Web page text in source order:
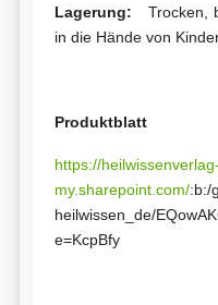
Lagerung: Trocken,
in die Hände von
Produktblatt
https://heilwissenverlag-
my.sharepoint.com/:b:/
heilwissen_de/
e=KcpBfy